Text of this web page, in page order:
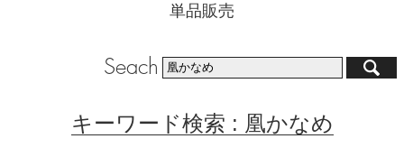
単品販売
Seach
キーワード検索 : 凰かなめ